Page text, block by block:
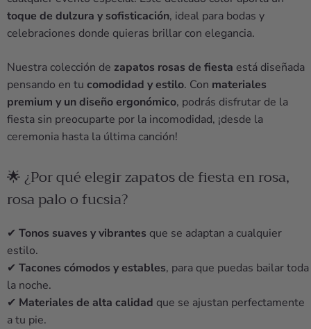
toque de dulzura y sofisticación, ideal para bodas y
celebraciones donde quieras brillar con elegancia.
Nuestra colección de zapatos rosas de fiesta está diseñada
pensando en tu comodidad y estilo. Con materiales
premium y un diseño ergonómico, podrás disfrutar de la
fiesta sin preocuparte por la incomodidad, ¡desde la
ceremonia hasta la última canción!
🌟 ¿Por qué elegir zapatos de fiesta en rosa,
rosa palo o fucsia?
✔ Tonos suaves y vibrantes que se adaptan a cualquier
estilo.
✔ Tacones cómodos y estables, para que puedas bailar toda
la noche.
✔ Materiales de alta calidad que se ajustan perfectamente
a tu pie.